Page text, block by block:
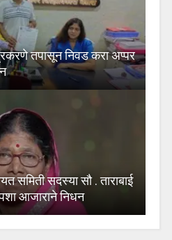
तपासून निवड करा अप्पर
समिती सदस्या सौ . ताराबाई
आजाराने निधन